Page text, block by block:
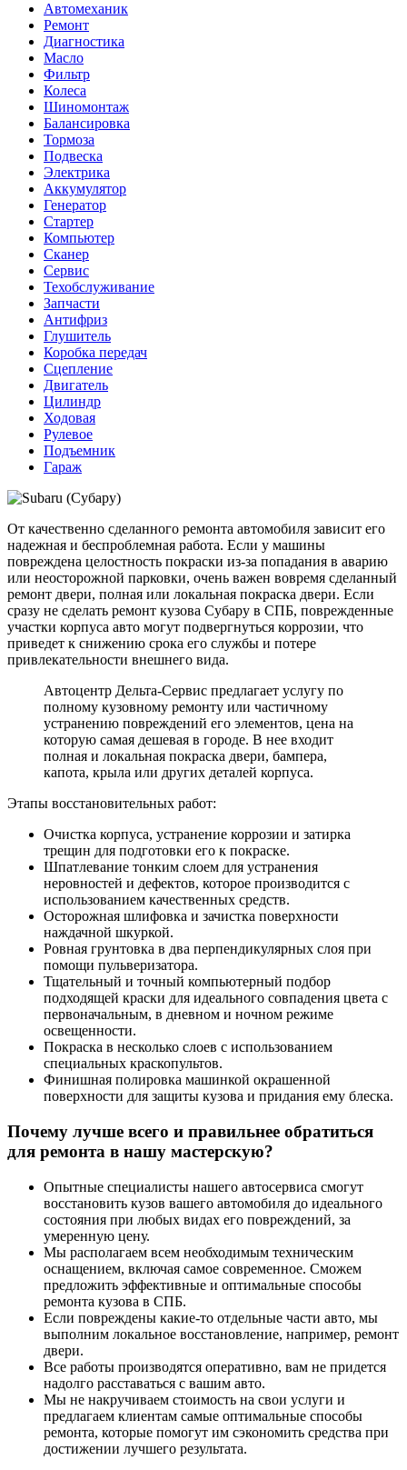
Автомеханик
Ремонт
Диагностика
Масло
Фильтр
Колеса
Шиномонтаж
Балансировка
Тормоза
Подвеска
Электрика
Аккумулятор
Генератор
Стартер
Компьютер
Сканер
Сервис
Техобслуживание
Запчасти
Антифриз
Глушитель
Коробка передач
Сцепление
Двигатель
Цилиндр
Ходовая
Рулевое
Подъемник
Гараж
От качественно сделанного ремонта автомобиля зависит его
надежная и беспроблемная работа. Если у машины
повреждена целостность покраски из-за попадания в аварию
или неосторожной парковки, очень важен вовремя сделанный
ремонт двери, полная или локальная покраска двери. Если
сразу не сделать ремонт кузова Субару в СПБ, поврежденные
участки корпуса авто могут подвергнуться коррозии, что
приведет к снижению срока его службы и потере
привлекательности внешнего вида.
Автоцентр Дельта-Сервис предлагает услугу по
полному кузовному ремонту или частичному
устранению повреждений его элементов, цена на
которую самая дешевая в городе. В нее входит
полная и локальная покраска двери, бампера,
капота, крыла или других деталей корпуса.
Этапы восстановительных работ:
Очистка корпуса, устранение коррозии и затирка
трещин для подготовки его к покраске.
Шпатлевание тонким слоем для устранения
неровностей и дефектов, которое производится с
использованием качественных средств.
Осторожная шлифовка и зачистка поверхности
наждачной шкуркой.
Ровная грунтовка в два перпендикулярных слоя при
помощи пульверизатора.
Тщательный и точный компьютерный подбор
подходящей краски для идеального совпадения цвета с
первоначальным, в дневном и ночном режиме
освещенности.
Покраска в несколько слоев с использованием
специальных краскопультов.
Финишная полировка машинкой окрашенной
поверхности для защиты кузова и придания ему блеска.
Почему лучше всего и правильнее обратиться
для ремонта в нашу мастерскую?
Опытные специалисты нашего автосервиса смогут
восстановить кузов вашего автомобиля до идеального
состояния при любых видах его повреждений, за
умеренную цену.
Мы располагаем всем необходимым техническим
оснащением, включая самое современное. Сможем
предложить эффективные и оптимальные способы
ремонта кузова в СПБ.
Если повреждены какие-то отдельные части авто, мы
выполним локальное восстановление, например, ремонт
двери.
Все работы производятся оперативно, вам не придется
надолго расставаться с вашим авто.
Мы не накручиваем стоимость на свои услуги и
предлагаем клиентам самые оптимальные способы
ремонта, которые помогут им сэкономить средства при
достижении лучшего результата.